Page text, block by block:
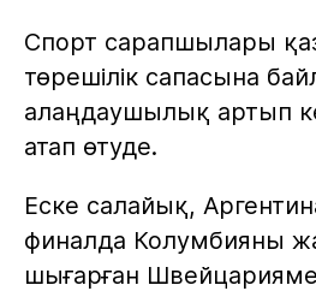
Спорт сарапшылары
төрешілік сапасына
алаңдаушылық артып
атап өтуде.
Еске салайық,
финалда Колумбияны
шығарған